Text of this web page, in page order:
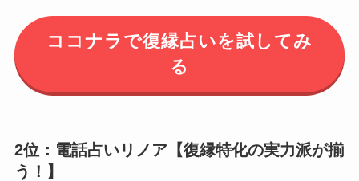
ココナラで復縁占いを試してみ
る
2位：電話占いリノア【復縁特化の実力派が揃
う！】